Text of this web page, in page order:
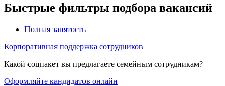
Быстрые фильтры подбора вакансий
Полная занятость
Корпоративная поддержка сотрудников
Какой соцпакет вы предлагаете семейным сотрудникам?
Оформляйте кандидатов онлайн